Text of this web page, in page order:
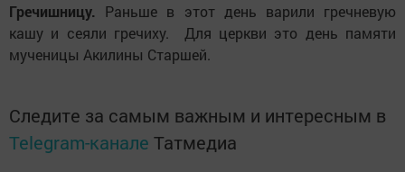
Гречишницу. Раньше в этот день варили гречневую
кашу и сеяли гречиху. Для церкви это день памяти
мученицы Акилины Старшей.
Следите за самым важным и интересным в
Telegram-канале Татмедиа